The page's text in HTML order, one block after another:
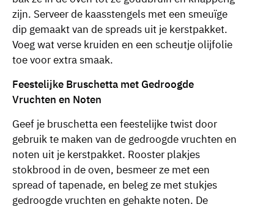
zijn. Serveer de kaasstengels met een smeuïge
dip gemaakt van de spreads uit je kerstpakket.
Voeg wat verse kruiden en een scheutje olijfolie
toe voor extra smaak.
Feestelijke Bruschetta met Gedroogde
Vruchten en Noten
Geef je bruschetta een feestelijke twist door
gebruik te maken van de gedroogde vruchten en
noten uit je kerstpakket. Rooster plakjes
stokbrood in de oven, besmeer ze met een
spread of tapenade, en beleg ze met stukjes
gedroogde vruchten en gehakte noten. De